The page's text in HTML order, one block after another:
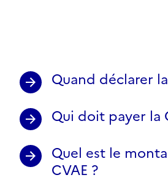
Quand déclarer
Qui doit payer la
Quel est le
CVAE ?